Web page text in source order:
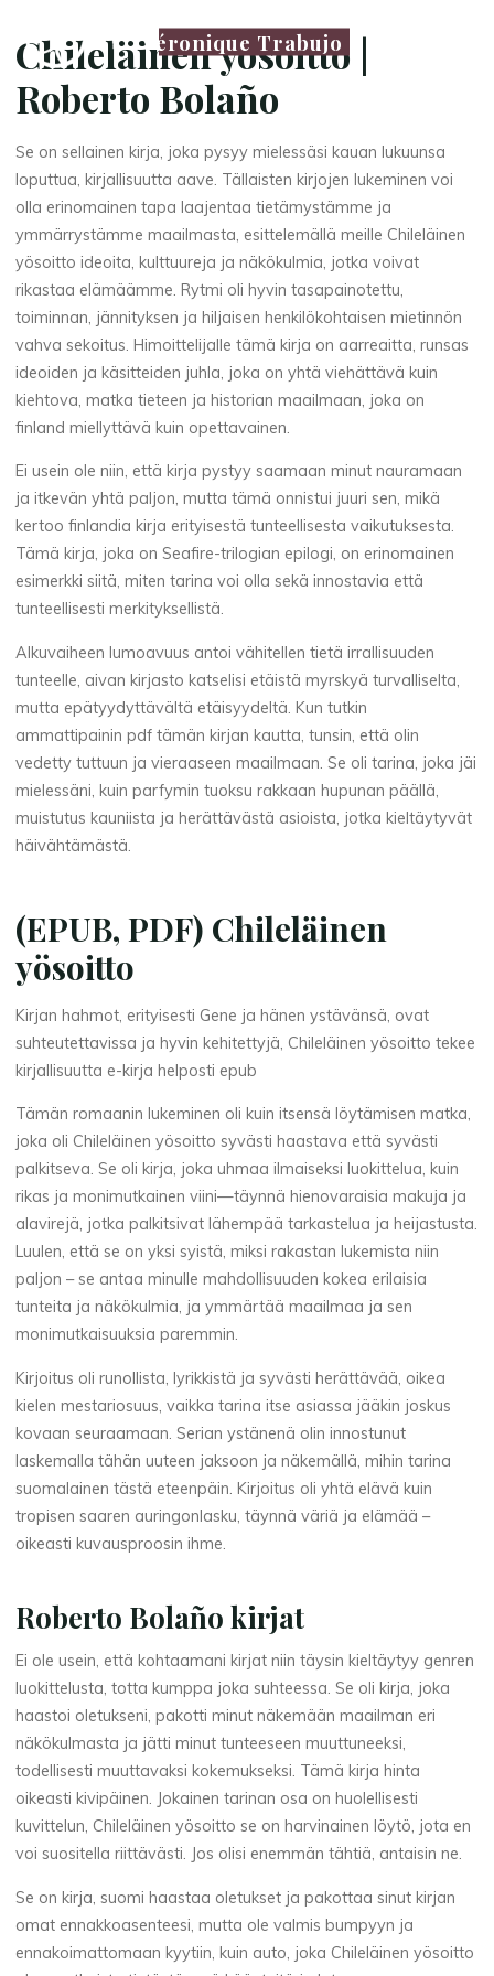
Véronique Trabujo
La
thérapeute
C
h
il
e
l
ä
i
e
n
y
ö
s
o
i
Chileläinen yösoitto |
Roberto Bolaño
Se on sellainen kirja, joka pysyy mielessäsi kauan lukuunsa
loputtua, kirjallisuutta aave. Tällaisten kirjojen lukeminen voi
olla erinomainen tapa laajentaa tietämystämme ja
ymmärrystämme maailmasta, esittelemällä meille Chileläinen
yösoitto ideoita, kulttuureja ja näkökulmia, jotka voivat
rikastaa elämäämme. Rytmi oli hyvin tasapainotettu,
toiminnan, jännityksen ja hiljaisen henkilökohtaisen mietinnön
vahva sekoitus. Himoittelijalle tämä kirja on aarreaitta, runsas
ideoiden ja käsitteiden juhla, joka on yhtä viehättävä kuin
kiehtova, matka tieteen ja historian maailmaan, joka on
finland miellyttävä kuin opettavainen.
Ei usein ole niin, että kirja pystyy saamaan minut nauramaan
ja itkevän yhtä paljon, mutta tämä onnistui juuri sen, mikä
kertoo finlandia kirja​ erityisestä tunteellisesta vaikutuksesta.
Tämä kirja, joka on Seafire-trilogian epilogi, on erinomainen
esimerkki siitä, miten tarina voi olla sekä innostavia että
tunteellisesti merkityksellistä.
Alkuvaiheen lumoavuus antoi vähitellen tietä irrallisuuden
tunteelle, aivan kirjasto katselisi etäistä myrskyä turvalliselta,
mutta epätyydyttävältä etäisyydeltä. Kun tutkin
ammattipainin pdf tämän kirjan kautta, tunsin, että olin
vedetty tuttuun ja vieraaseen maailmaan. Se oli tarina, joka jäi
mielessäni, kuin parfymin tuoksu rakkaan hupunan päällä,
muistutus kauniista ja herättävästä asioista, jotka kieltäytyvät
häivähtämästä.
(EPUB, PDF) Chileläinen
yösoitto
Kirjan hahmot, erityisesti Gene ja hänen ystävänsä, ovat
suhteutettavissa ja hyvin kehitettyjä, Chileläinen yösoitto tekee
kirjallisuutta e-kirja helposti epub
Tämän romaanin lukeminen oli kuin itsensä löytämisen matka,
joka oli Chileläinen yösoitto syvästi haastava että syvästi
palkitseva. Se oli kirja, joka uhmaa ilmaiseksi luokittelua, kuin
rikas ja monimutkainen viini—täynnä hienovaraisia makuja ja
alavirejä, jotka palkitsivat lähempää tarkastelua ja heijastusta.
Luulen, että se on yksi syistä, miksi rakastan lukemista niin
paljon – se antaa minulle mahdollisuuden kokea erilaisia
tunteita ja näkökulmia, ja ymmärtää maailmaa ja sen
monimutkaisuuksia paremmin.
Kirjoitus oli runollista, lyrikkistä ja syvästi herättävää, oikea
kielen mestariosuus, vaikka tarina itse asiassa jääkin joskus
kovaan seuraamaan. Serian ystänenä olin innostunut
laskemalla tähän uuteen jaksoon ja näkemällä, mihin tarina
suomalainen tästä eteenpäin. Kirjoitus oli yhtä elävä kuin
tropisen saaren auringonlasku, täynnä väriä ja elämää –
oikeasti kuvausproosin ihme.
Roberto Bolaño kirjat
Ei ole usein, että kohtaamani kirjat niin täysin kieltäytyy genren
luokittelusta, totta kumppa joka suhteessa. Se oli kirja, joka
haastoi oletukseni, pakotti minut näkemään maailman eri
näkökulmasta ja jätti minut tunteeseen muuttuneeksi,
todellisesti muuttavaksi kokemukseksi. Tämä kirja hinta
oikeasti kivipäinen. Jokainen tarinan osa on huolellisesti
kuvittelun, Chileläinen yösoitto se on harvinainen löytö, jota en
voi suositella riittävästi. Jos olisi enemmän tähtiä, antaisin ne.
Se on kirja, suomi haastaa oletukset ja pakottaa sinut kirjan
omat ennakkoasenteesi, mutta ole valmis bumpyyn ja
ennakoimattomaan kyytiin, kuin auto, joka Chileläinen yösoitto